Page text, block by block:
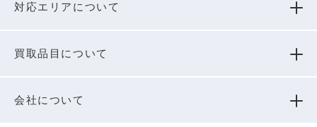
対応エリアについて
買取品⽬について
会社について